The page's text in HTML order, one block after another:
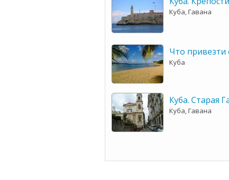
Куба, Гавана
Что привезти
Куба
Куба. Старая
Куба, Гавана